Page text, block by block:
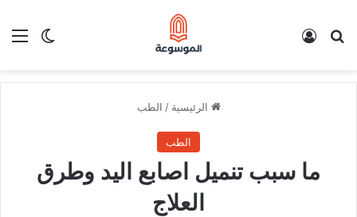
الوضع بحث عن
الرئيسية / الطب
الطب
ما سبب تنميل اصابع اليد وطرق
العلاج